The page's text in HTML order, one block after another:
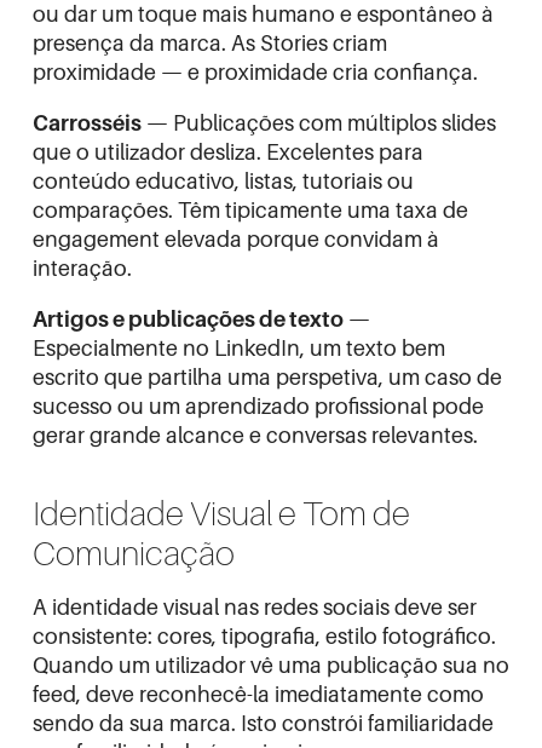
ou dar um toque mais humano e espontâneo à
presença da marca. As Stories criam
proximidade — e proximidade cria confiança.
Carrosséis — Publicações com múltiplos slides
que o utilizador desliza. Excelentes para
conteúdo educativo, listas, tutoriais ou
comparações. Têm tipicamente uma taxa de
engagement elevada porque convidam à
interação.
Artigos e publicações de texto —
Especialmente no LinkedIn, um texto bem
escrito que partilha uma perspetiva, um caso de
sucesso ou um aprendizado profissional pode
gerar grande alcance e conversas relevantes.
Identidade Visual e Tom de
Comunicação
A identidade visual nas redes sociais deve ser
consistente: cores, tipografia, estilo fotográfico.
Quando um utilizador vê uma publicação sua no
feed, deve reconhecê-la imediatamente como
sendo da sua marca. Isto constrói familiaridade